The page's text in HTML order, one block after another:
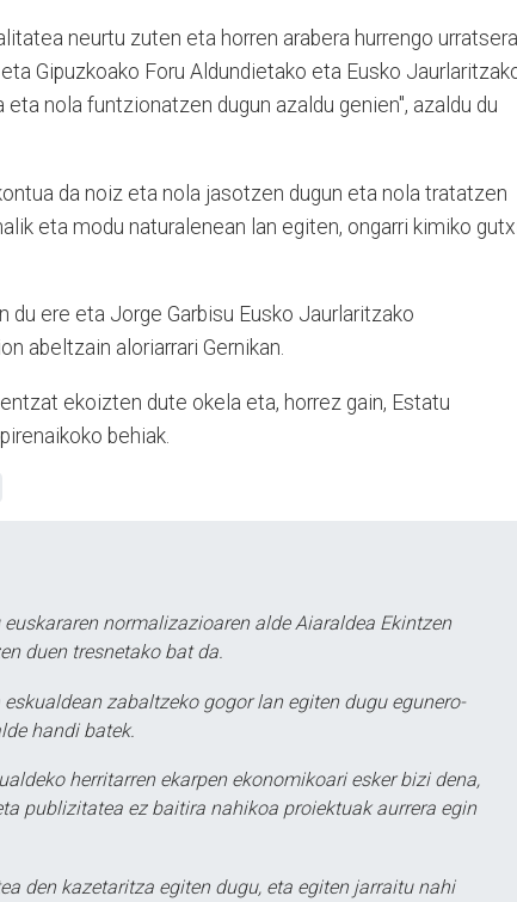
neurtu zuten eta horren arabera hurrengo urratsera
Gipuzkoako Foru Aldundietako eta Eusko
nola funtzionatzen dugun azaldu genien", azaldu du
da noiz eta nola jasotzen dugun eta nola tratatzen
eta modu naturalenean lan egiten, ongarri kimiko
du ere eta Jorge Garbisu Eusko Jaurlaritzako
abeltzain aloriarrari Gernikan.
ekoizten dute okela eta, horrez gain, Estatu
behiak.
normalizazioaren alde Aiaraldea Ekintzen
duen tresnetako bat da.
zabaltzeko gogor lan egiten dugu egunero-
handi batek.
herritarren ekarpen ekonomikoari esker bizi dena,
publizitatea ez baitira nahikoa proiektuak aurrera egin
den kazetaritza egiten dugu, eta egiten jarraitu nahi